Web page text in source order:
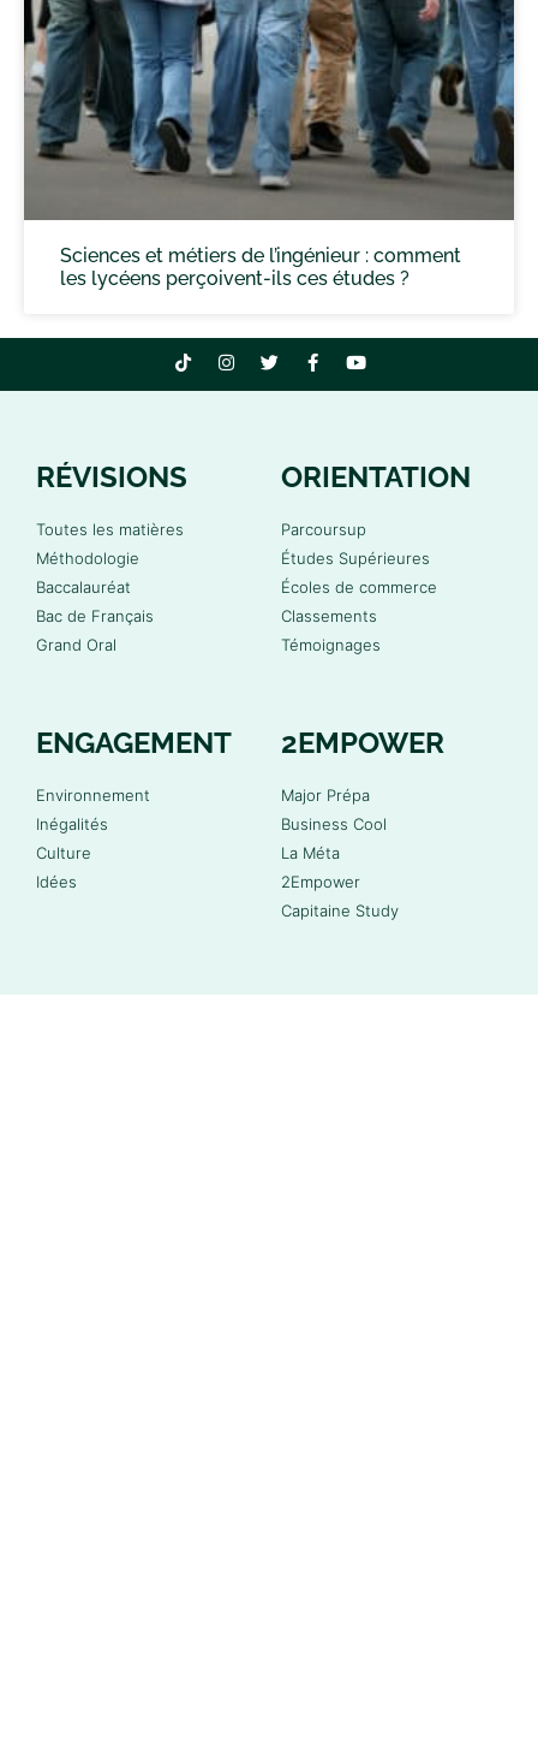
Sciences et métiers de l’ingénieur : comment
les lycéens perçoivent-ils ces études ?
RÉVISIONS
Toutes les matières
Méthodologie
Baccalauréat
Bac de Français
Grand Oral
ORIENTATION
Parcoursup
Études Supérieures
Écoles de commerce
Classements
Témoignages
ENGAGEMENT
Environnement
Inégalités
Culture
Idées
2EMPOWER
Major Prépa
Business Cool
La Méta
2Empower
Capitaine Study